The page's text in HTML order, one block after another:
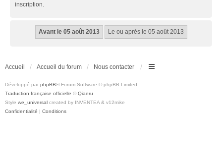
inscription.
Accueil Accueil du forum Nous contacter
Développé par phpBB® Forum Software © phpBB Limited
Traduction française officielle © Qiaeru
Style we_universal created by INVENTEA & v12mike
Confidentialité | Conditions